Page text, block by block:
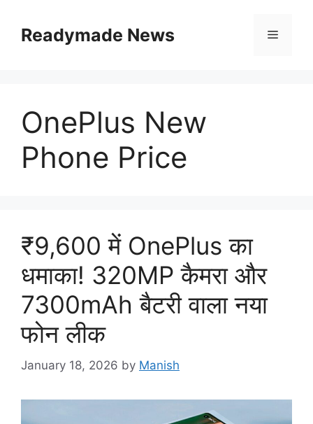
contentReadymade News Menu
OnePlus New
Phone Price
₹9,600 में OnePlus का
धमाका! 320MP कैमरा और
7300mAh बैटरी वाला नया
फोन लीक
January 18, 2026 by Manish